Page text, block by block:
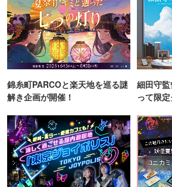
す。営業時間内であれば誰でも参加可
営業時間：13:00～21:00 ※毎月第一
【お問合せ】
になる場合があります。事前に施設
ただくか、公式サイト等で最新情報
錦糸町PARCOと楽天地を巡る謎
解き企画が開催！
細田守
って限